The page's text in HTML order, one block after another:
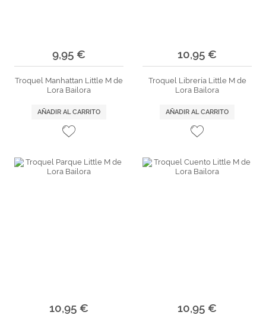
9,95 €
Troquel Manhattan Little M de
Lora Bailora
AÑADIR AL CARRITO
10,95 €
Troquel Librería Little M de
Lora Bailora
AÑADIR AL CARRITO
10,95 € 10,95 €